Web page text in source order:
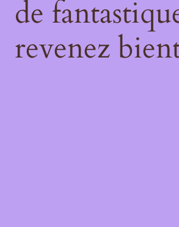
de
revenez